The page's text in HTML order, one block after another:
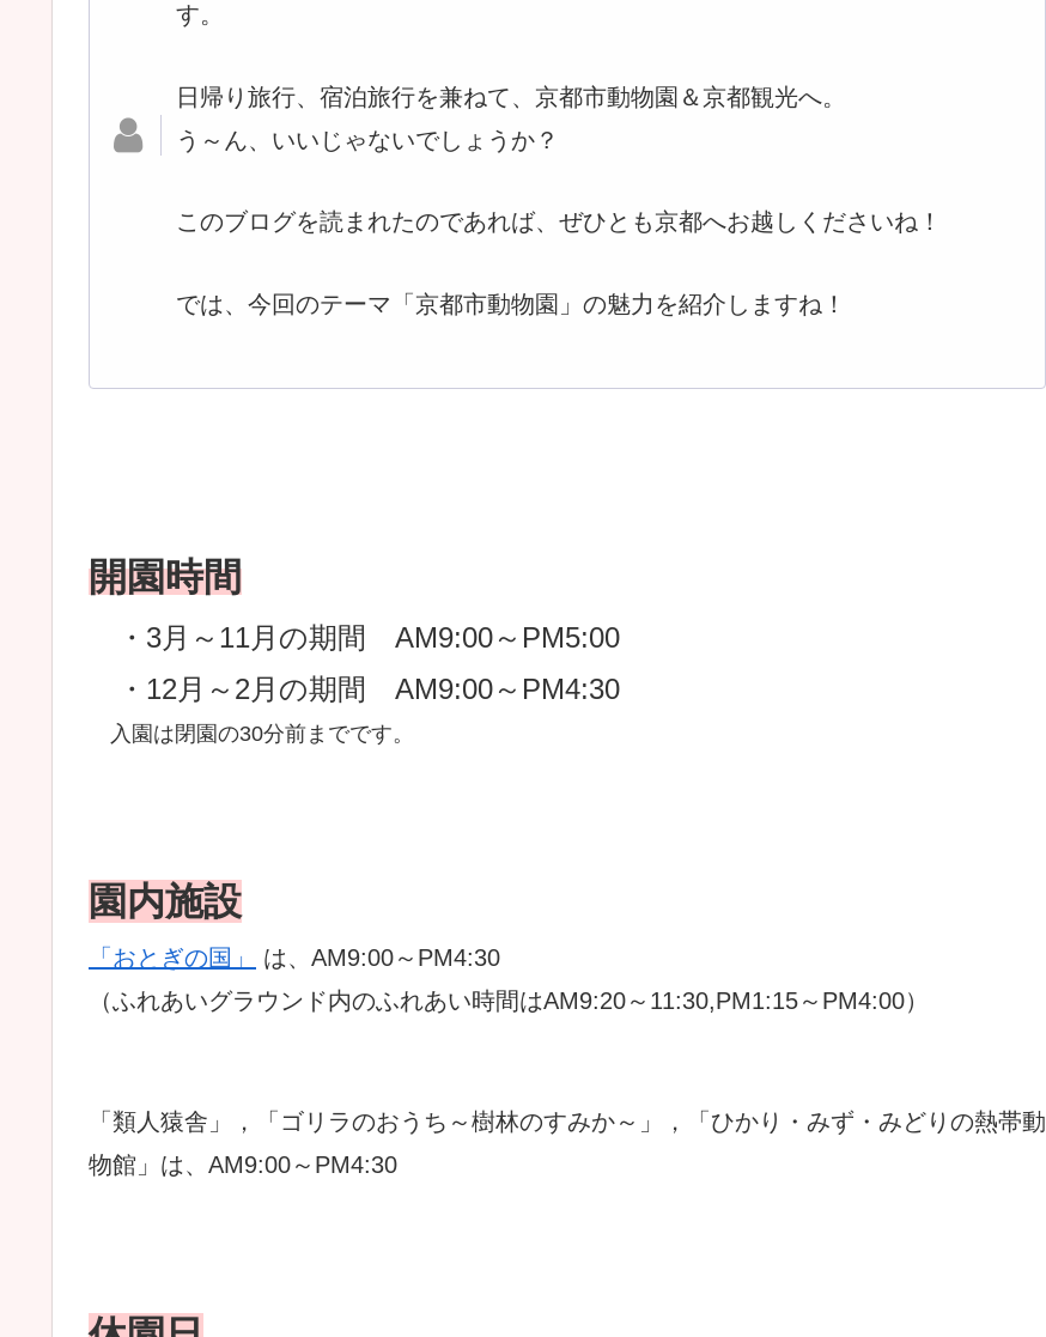
す。
日帰り旅行、宿泊旅行を兼ねて、京都市動物園＆京都観光へ。
う～ん、いいじゃないでしょうか？
このブログを読まれたのであれば、ぜひとも京都へお越しくださいね！
では、今回のテーマ「京都市動物園」の魅力を紹介しますね ！
開園時間
・3月～11月の期間 AM9:00～PM5:00
・12月～2月の期間 AM9:00～PM4:30
入園は閉園の30分前までです。
園内施設
「おとぎの国」
は、AM9:00～PM4:30
（ふれあいグラウンド内のふれあい時間はAM9:20～11:30,PM1:15～PM4:00）
「類人猿舎」，「ゴリラのおうち～樹林のすみか～」，「ひかり・みず・みどりの熱帯動
物館」は、AM9:00～PM4:30